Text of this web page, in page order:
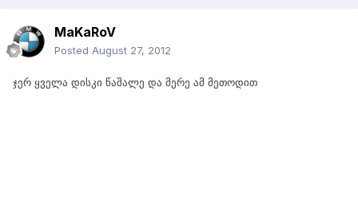
MaKaRoV
Posted August 27, 2012
ჯერ ყველა დისკი წაშალე და მერე ამ მეთოდით